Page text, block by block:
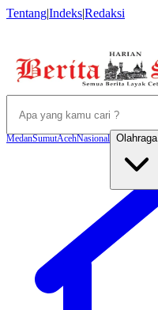
Tentang|Indeks|Redaksi
MedanSumutAcehNasional Olahraga